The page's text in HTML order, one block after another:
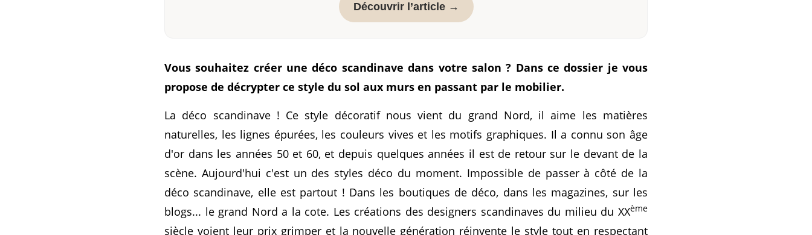
Découvrir l’article →
Vous souhaitez créer une déco scandinave dans votre salon ? Dans ce dossier je vous
propose de décrypter ce style du sol aux murs en passant par le mobilier.
La déco scandinave ! Ce style décoratif nous vient du grand Nord, il aime les matières
naturelles, les lignes épurées, les couleurs vives et les motifs graphiques. Il a connu son âge
d'or dans les années 50 et 60, et depuis quelques années il est de retour sur le devant de la
scène. Aujourd'hui c'est un des styles déco du moment. Impossible de passer à côté de la
déco scandinave, elle est partout ! Dans les boutiques de déco, dans les magazines, sur les
blogs... le grand Nord a la cote. Les créations des designers scandinaves du milieu du XXème
siècle voient leur prix grimper et la nouvelle génération réinvente le style tout en respectant